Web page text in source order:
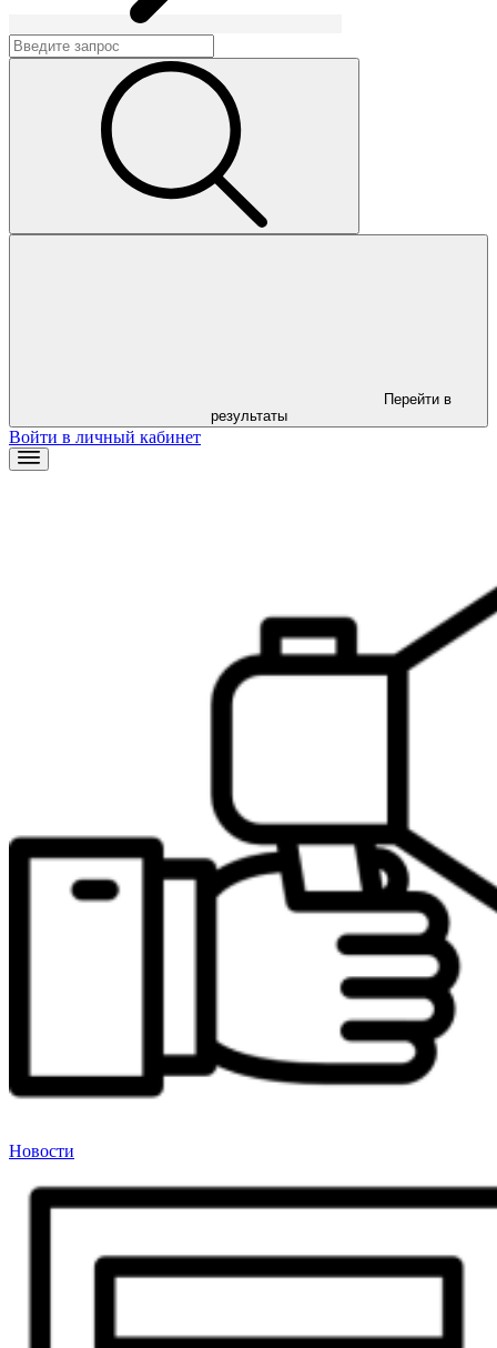
результаты
Войти в личный кабинет
Новости